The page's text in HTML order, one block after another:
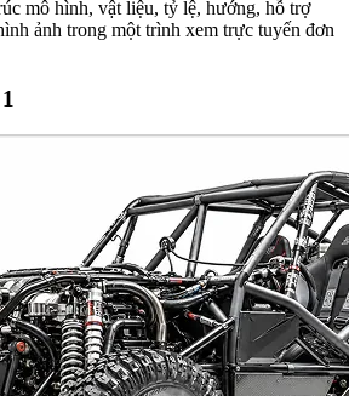
mô hình, vật liệu, tỷ lệ, hướng, hỗ trợ
ảnh trong một trình xem trực tuyến đơn